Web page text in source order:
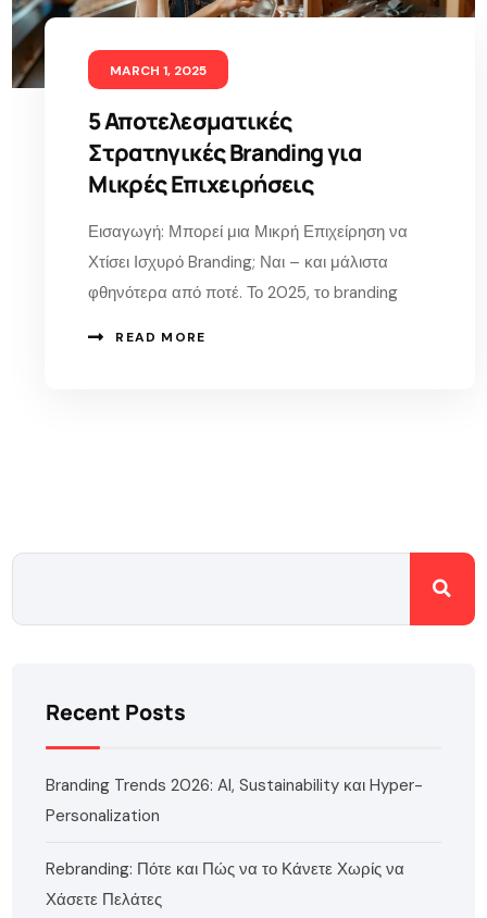
MARCH 1, 2025
5 Αποτελεσματικές
Στρατηγικές Branding για
Μικρές Επιχειρήσεις
Εισαγωγή: Μπορεί μια Μικρή Επιχείρηση να
Χτίσει Ισχυρό Branding; Ναι – και μάλιστα
φθηνότερα από ποτέ. Το 2025, το branding
READ MORE
Recent Posts
Branding Trends 2026: AI, Sustainability και Hyper-
Personalization
Rebranding: Πότε και Πώς να το Κάνετε Χωρίς να
Χάσετε Πελάτες